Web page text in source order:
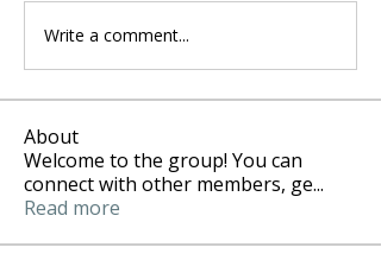
Write a comment...
About
Welcome to the group! You can
connect with other members, ge...
Read more